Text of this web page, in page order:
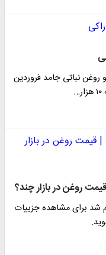
روغن نباتی جامد فروردین
مایع در تاریخ ۵ آذر ۱۴۰۲ اعلام شد برای مشاهده جزییات